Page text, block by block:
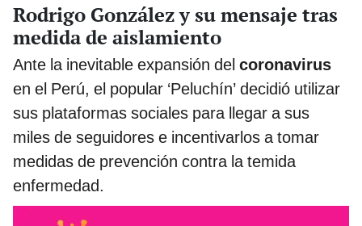
Rodrigo González y su mensaje tras
medida de aislamiento
Ante la inevitable expansión del coronavirus
en el Perú, el popular ‘Peluchín’ decidió utilizar
sus plataformas sociales para llegar a sus
miles de seguidores e incentivarlos a tomar
medidas de prevención contra la temida
enfermedad.